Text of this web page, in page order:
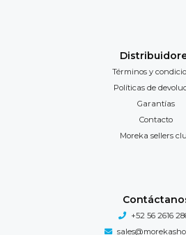
Términos y
Políticas de
Garantías
Contacto
Moreka sellers
+52 56 2616